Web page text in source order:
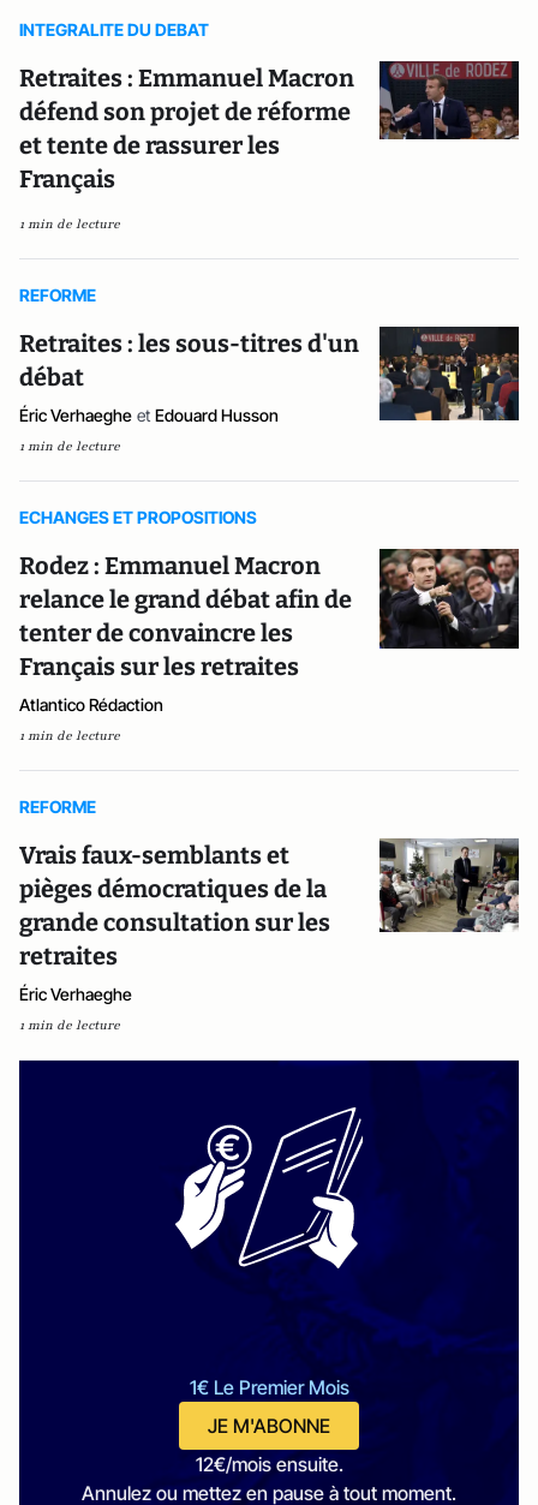
INTEGRALITE DU DEBAT
Retraites : Emmanuel Macron
défend son projet de réforme
et tente de rassurer les
Français
1 min de lecture
REFORME
Retraites : les sous-titres d'un
débat
Éric Verhaeghe et Edouard Husson
1 min de lecture
ECHANGES ET PROPOSITIONS
Rodez : Emmanuel Macron
relance le grand débat afin de
tenter de convaincre les
Français sur les retraites
Atlantico Rédaction
1 min de lecture
REFORME
Vrais faux-semblants et
pièges démocratiques de la
grande consultation sur les
retraites
Éric Verhaeghe
1 min de lecture
1€ Le Premier Mois
JE M'ABONNE
12€/mois ensuite.
Annulez ou mettez en pause à tout moment.